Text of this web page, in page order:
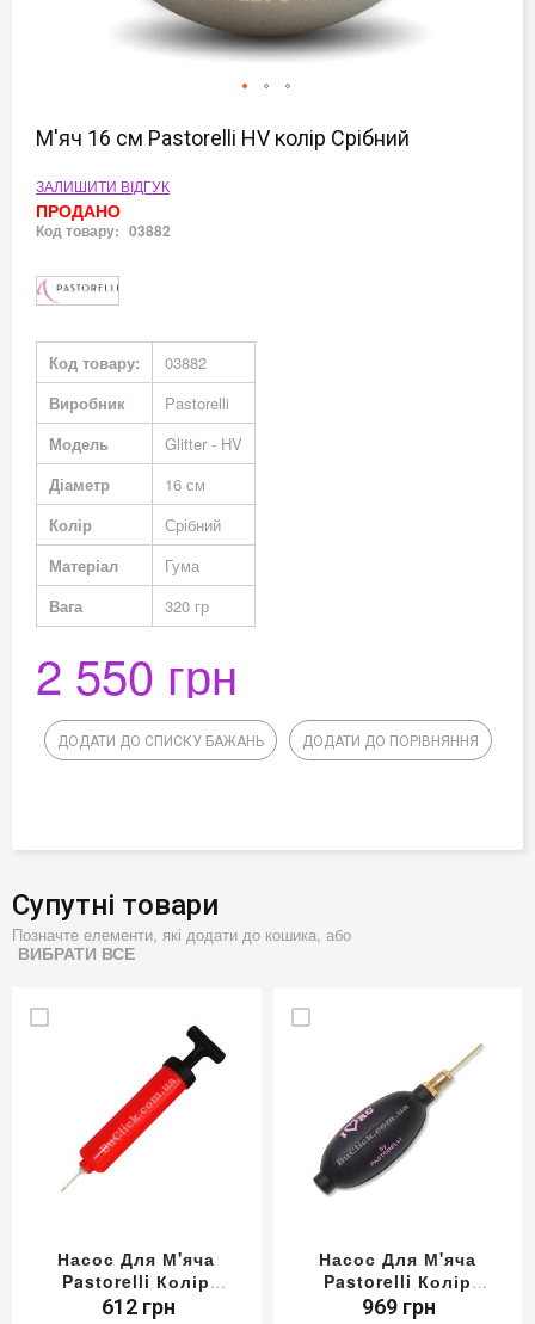
до
зображень
М'яч 16 см Pastorelli HV колір Срібний
ЗАЛИШИТИ ВІДГУК
ПРОДАНО
Код товару: 03882
Докладніше
Код товару:
03882
Виробник
Pastorelli
Модель
Glitter - HV
Діаметр
16 см
Колір
Срібний
Матеріал
Гума
Вага
320 гр
2 550 грн
ДОДАТИ ДО СПИСКУ БАЖАНЬ ДОДАТИ ДО ПОРІВНЯННЯ
Супутні товари
Позначте елементи, які додати до кошика, або
ВИБРАТИ ВСЕ
Насос Для М'яча
Pastorelli Колір
Червоний
612 грн
Насос Для М'яча
Pastorelli Колір
Чорний
969 грн